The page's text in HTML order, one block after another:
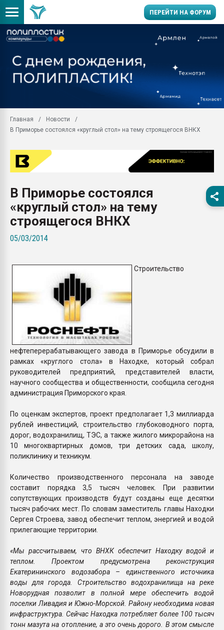
ПЕРЕЙТИ НА ФОРУМ
заводу пластмасс"
28.07.2026
пластмасс
28.07.2026
ситуацией на
ПЕРЕЙТИ НА
Главная
Новости
В Приморье состоялся «круглый стол» на тему строящегося ВНКХ
В Приморье состоялся
«круглый стол» на тему
строящегося ВНКХ
05/03/2014
Строительство
нефтеперерабатывающего завода в Приморье обсудили в
рамках «круглого стола» в Находке, который собрал
руководителей предприятий, представителей власти,
научного сообщества и общественности, сообщила сегодня
администрация Приморского края.
По оценкам экспертов, проект предполагает 1,3 миллиарда
рублей инвестиций, строительство глубоководного порта,
дорог, водохранилищ, ТЭС, а также жилого микрорайона на
10 многоквартирных домов, три детских сада, школу,
поликлинику и техникум.
Количество производственного персонала на заводе
составит порядка 3,5 тысяч человек. При развитии
сопутствующих производств будут созданы еще десятки
тысяч рабочих мест. По словам заместитель главы Находки
Сергея Строева, завод обеспечит теплом, энергией и водой
прилегающие территории.
«Мы рассчитываем, что ВНХК обеспечит Находку водой и
теплом. Проектом предусмотрена реконструкция
Екатерининского водозабора – единственного источника
воды для города. Строительство водохранилища на реке
Новорудная позволит в полной мере обеспечить водой
поселки Ливадия и Южно-Морской. Району необходима новая
инфраструктура. Сейчас Находка потребляет более 100 тысяч
тонн мазута на отопление, а это очень дорого. В этом смысле